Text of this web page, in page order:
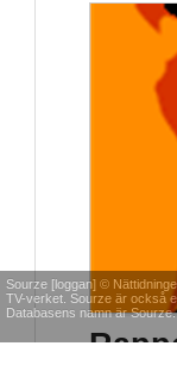
Sourze [loggan] ©
TV-verket. Sourze är också
Databasens namn är